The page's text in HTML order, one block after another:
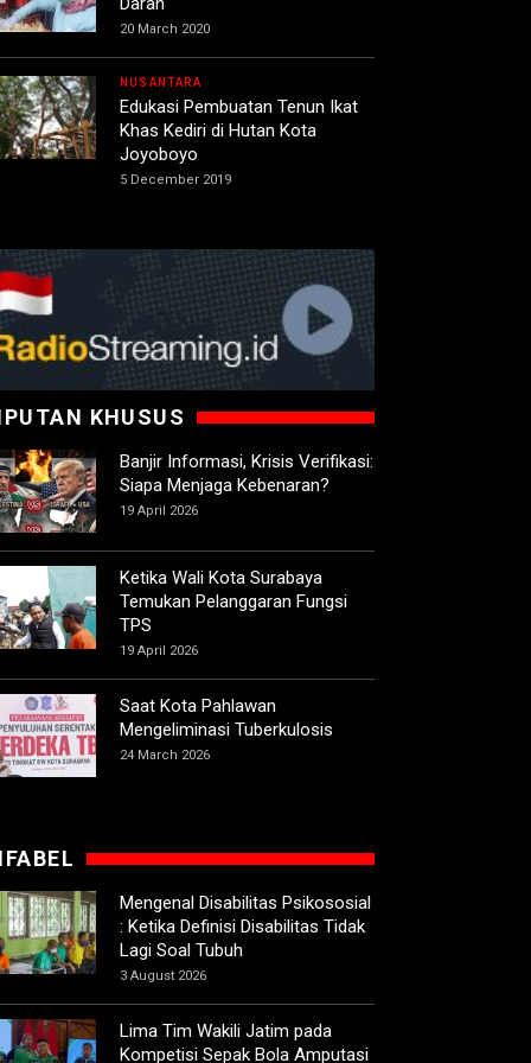
20 March 2020
NUSANTARA
Edukasi Pembuatan Tenun Ikat
Khas Kediri di Hutan Kota
Joyoboyo
5 December 2019
KHUSUS
Banjir Informasi, Krisis Verifikasi:
Siapa Menjaga Kebenaran?
19 April 2026
Ketika Wali Kota Surabaya
Temukan Pelanggaran Fungsi
TPS
19 April 2026
Saat Kota Pahlawan
Mengeliminasi Tuberkulosis
24 March 2026
Mengenal Disabilitas Psikososial
: Ketika Definisi Disabilitas Tidak
Lagi Soal Tubuh
3 August 2026
Lima Tim Wakili Jatim pada
Kompetisi Sepak Bola Amputasi